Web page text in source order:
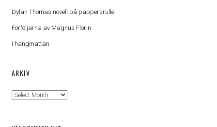
Dylan Thomas novell på pappersrulle
Förföljarna av Magnus Florin
I hängmattan
ARKIV
Arkiv